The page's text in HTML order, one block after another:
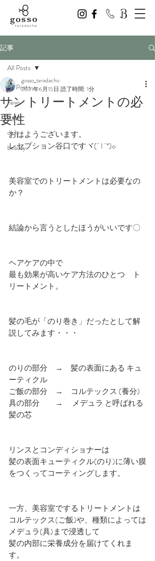
記事
All Posts
news
style
daily
beauty
All Posts
サントリートメントの必
要性
gosso_teradacho
2021年6月15日 読了時間: 1分
おはようございます。
レセプション谷口ですヾ(´ I `*)o
美容室でのトリートメントは必要なの
か？
結論から言うとしたほうがいいです〇
ヘアケアの中で
最も効果が高いケア方法のひとつ　ト
リートメント。
髪の毛が「のり巻き」だったとして解
説してみます・・・
のりの部分　→　髪の表面にある キュ
ーティクル
ご飯の部分　→　コルテックス (養分)
具の部分　　→　 メデュラ と呼ばれる
髪の芯
リンスとコンディショナーは
髪の表面キューティクル(のり)に薄い膜
をつくってコーティングします。
一方、美容室でするトリートメントは
コルテックス(ご飯)や、種類によっては
メデュラ(具)まで浸透して
髪の内部に栄養成分を届けてくれま
す。